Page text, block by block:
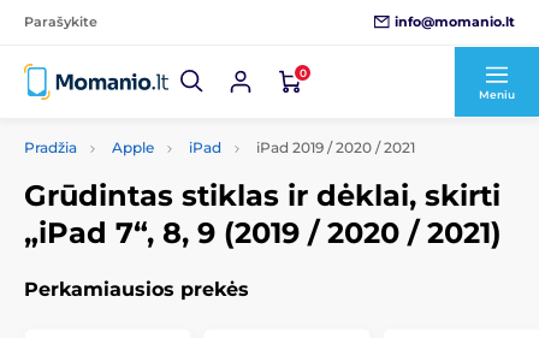
Parašykite info@momanio.lt
0
Meniu
Pradžia Apple iPad iPad 2019 / 2020 / 2021
Grūdintas stiklas ir dėklai, skirti
„iPad 7“, 8, 9 (2019 / 2020 / 2021)
Perkamiausios prekės